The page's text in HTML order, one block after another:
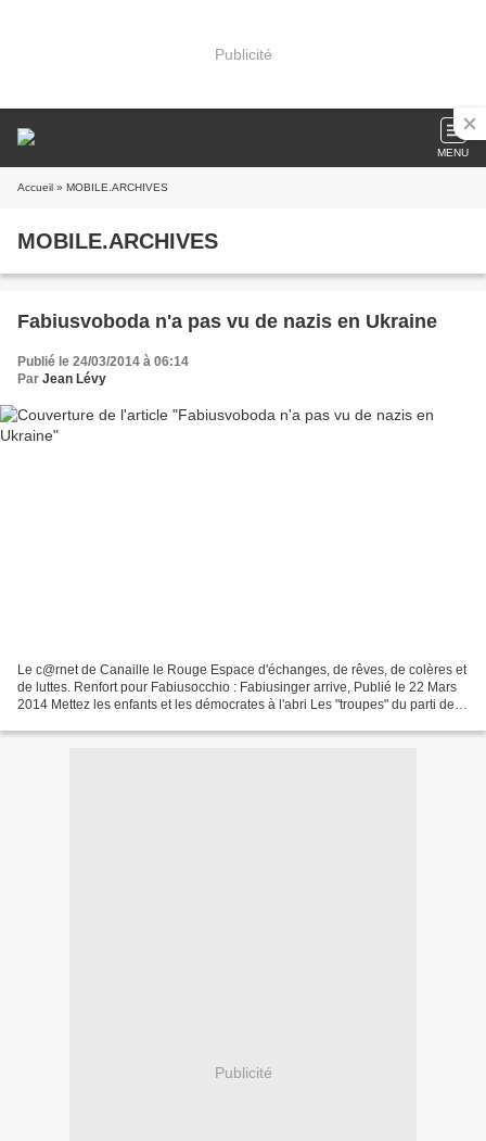
Publicité
MENU
Accueil » MOBILE.ARCHIVES
MOBILE.ARCHIVES
Fabiusvoboda n'a pas vu de nazis en Ukraine
Publié le 24/03/2014 à 06:14
Par Jean Lévy
Le c@rnet de Canaille le Rouge Espace d'échanges, de rêves, de colères et
de luttes. Renfort pour Fabiusocchio : Fabiusinger arrive, Publié le 22 Mars
2014 Mettez les enfants et les démocrates à l'abri Les "troupes" du parti des
Publicité